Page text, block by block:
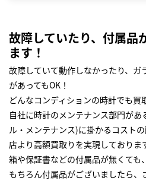
故障していたり、付属品
ます！
故障していて動作しなかったり、ガ
があってもOK！
どんなコンディションの時計でも買
自社に時計のメンテナンス部門が
ル・メンテナンス)に掛かるコスト
店より高額買取りを実現しておりま
箱や保証書などの付属品が無くても
もちろん付属品がございましたら